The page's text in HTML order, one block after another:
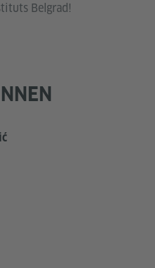
Belgrad!